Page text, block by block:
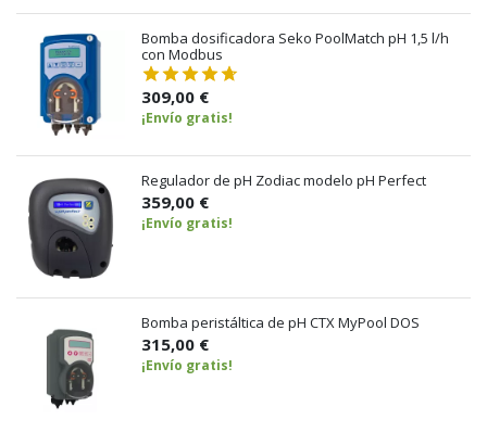
Bomba dosificadora Seko PoolMatch pH 1,5 l/h
con Modbus
309,00 €
¡Envío gratis!
Regulador de pH Zodiac modelo pH Perfect
359,00 €
¡Envío gratis!
Bomba peristáltica de pH CTX MyPool DOS
315,00 €
¡Envío gratis!